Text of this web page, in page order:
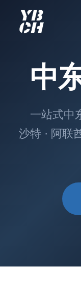
中
一站式中
沙特 · 阿联